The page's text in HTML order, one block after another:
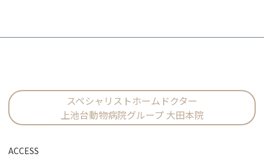
スペシャリストホームドクター
上池台動物病院グループ 大田本院
ACCESS